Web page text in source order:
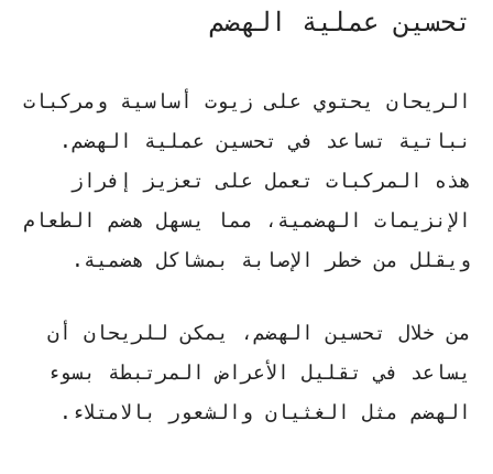
تحسين عملية الهضم
الريحان يحتوي على زيوت أساسية ومركبات
نباتية تساعد في تحسين عملية الهضم.
هذه المركبات تعمل على تعزيز إفراز
الإنزيمات الهضمية، مما يسهل هضم الطعام
ويقلل من خطر الإصابة بمشاكل هضمية.
من خلال تحسين الهضم، يمكن للريحان أن
يساعد في تقليل الأعراض المرتبطة بسوء
الهضم مثل الغثيان والشعور بالامتلاء.